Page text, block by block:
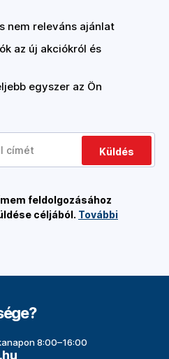
nem releváns ajánlat
az új akciókról és
egyszer az Ön
Küldés
feldolgozásához
céljából. További
8:00–16:00